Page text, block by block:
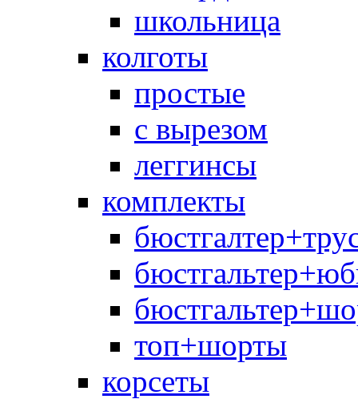
школьница
колготы
простые
с вырезом
леггинсы
комплекты
топ+шорты
корсеты